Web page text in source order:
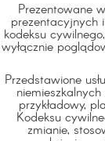
Prezentowane
prezentacyjnych
kodeksu
wyłącznie
Przedstawione
przykładowy,
Kodeksu
zmianie,